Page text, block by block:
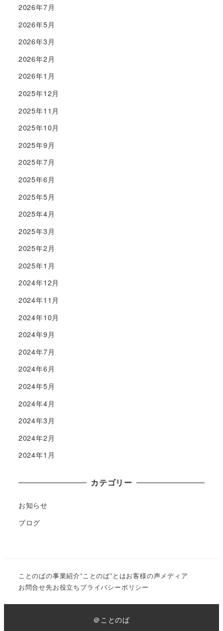
2026年7月
2026年5月
2026年3月
2026年2月
2026年1月
2025年12月
2025年11月
2025年10月
2025年9月
2025年7月
2025年6月
2025年5月
2025年4月
2025年3月
2025年2月
2025年1月
2024年12月
2024年11月
2024年10月
2024年9月
2024年7月
2024年6月
2024年5月
2024年4月
2024年3月
2024年2月
2024年1月
カテゴリー
お知らせ
ブログ
ことのばの事業紹介”ことのば”とはお客様の声メディア
お問合せ先お役立ちプライバシーポリシー
＠ことのば